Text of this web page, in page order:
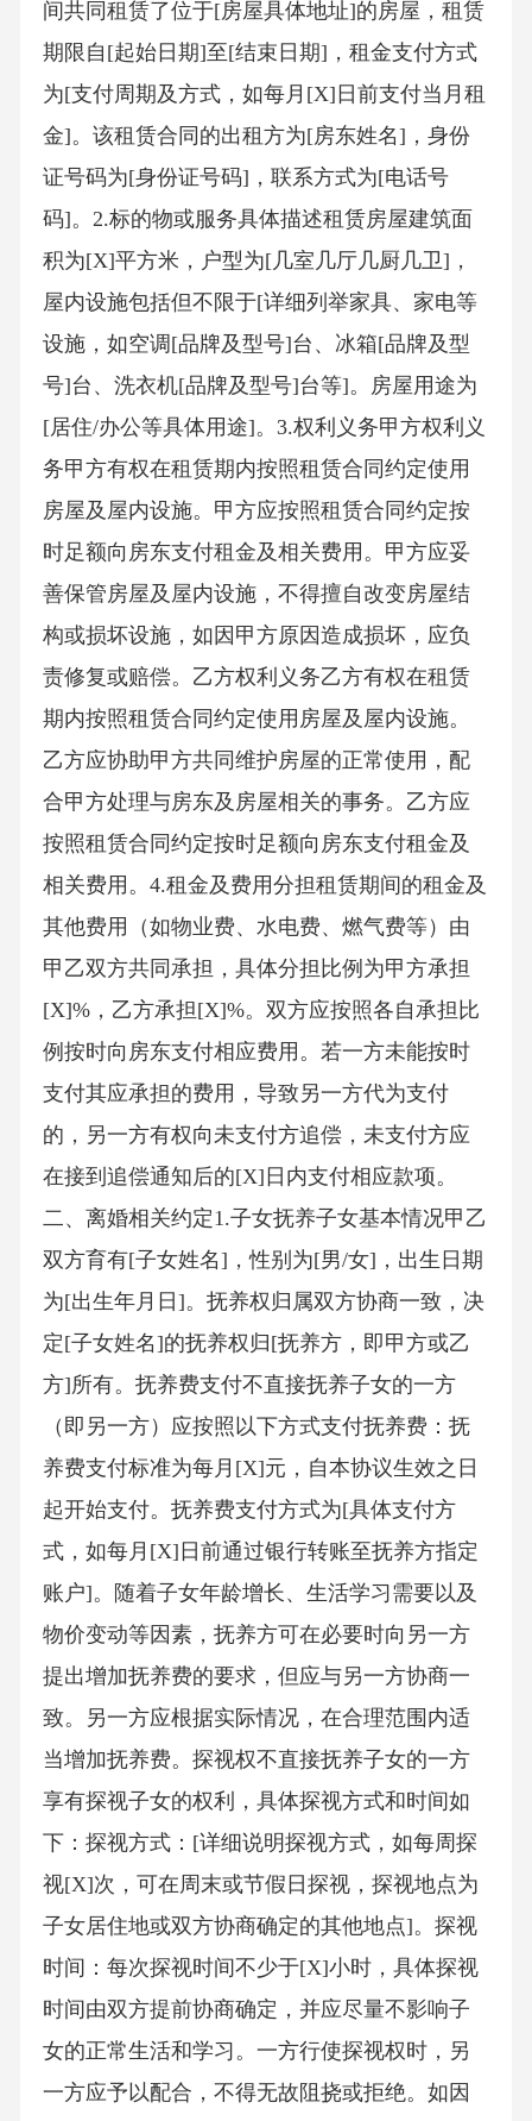
间共同租赁了位于[房屋具体地址]的房屋，租赁
期限自[起始日期]至[结束日期]，租金支付方式
为[支付周期及方式，如每月[X]日前支付当月租
金]。该租赁合同的出租方为[房东姓名]，身份
证号码为[身份证号码]，联系方式为[电话号
码]。2.标的物或服务具体描述租赁房屋建筑面
积为[X]平方米，户型为[几室几厅几厨几卫]，
屋内设施包括但不限于[详细列举家具、家电等
设施，如空调[品牌及型号]台、冰箱[品牌及型
号]台、洗衣机[品牌及型号]台等]。房屋用途为
[居住/办公等具体用途]。3.权利义务甲方权利义
务甲方有权在租赁期内按照租赁合同约定使用
房屋及屋内设施。甲方应按照租赁合同约定按
时足额向房东支付租金及相关费用。甲方应妥
善保管房屋及屋内设施，不得擅自改变房屋结
构或损坏设施，如因甲方原因造成损坏，应负
责修复或赔偿。乙方权利义务乙方有权在租赁
期内按照租赁合同约定使用房屋及屋内设施。
乙方应协助甲方共同维护房屋的正常使用，配
合甲方处理与房东及房屋相关的事务。乙方应
按照租赁合同约定按时足额向房东支付租金及
相关费用。4.租金及费用分担租赁期间的租金及
其他费用（如物业费、水电费、燃气费等）由
甲乙双方共同承担，具体分担比例为甲方承担
[X]%，乙方承担[X]%。双方应按照各自承担比
例按时向房东支付相应费用。若一方未能按时
支付其应承担的费用，导致另一方代为支付
的，另一方有权向未支付方追偿，未支付方应
在接到追偿通知后的[X]日内支付相应款项。
二、离婚相关约定1.子女抚养子女基本情况甲乙
双方育有[子女姓名]，性别为[男/女]，出生日期
为[出生年月日]。抚养权归属双方协商一致，决
定[子女姓名]的抚养权归[抚养方，即甲方或乙
方]所有。抚养费支付不直接抚养子女的一方
（即另一方）应按照以下方式支付抚养费：抚
养费支付标准为每月[X]元，自本协议生效之日
起开始支付。抚养费支付方式为[具体支付方
式，如每月[X]日前通过银行转账至抚养方指定
账户]。随着子女年龄增长、生活学习需要以及
物价变动等因素，抚养方可在必要时向另一方
提出增加抚养费的要求，但应与另一方协商一
致。另一方应根据实际情况，在合理范围内适
当增加抚养费。探视权不直接抚养子女的一方
享有探视子女的权利，具体探视方式和时间如
下：探视方式：[详细说明探视方式，如每周探
视[X]次，可在周末或节假日探视，探视地点为
子女居住地或双方协商确定的其他地点]。探视
时间：每次探视时间不少于[X]小时，具体探视
时间由双方提前协商确定，并应尽量不影响子
女的正常生活和学习。一方行使探视权时，另
一方应予以配合，不得无故阻挠或拒绝。如因